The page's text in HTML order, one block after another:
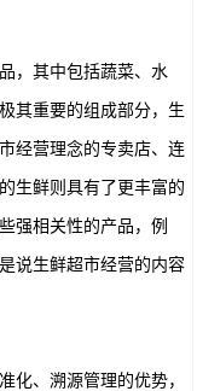
，其中包括蔬菜、水
其重要的组成部分，生
经营理念的专卖店、连
生鲜则具有了更丰富的
强相关性的产品，例
说生鲜超市经营的内容
化、溯源管理的优势，